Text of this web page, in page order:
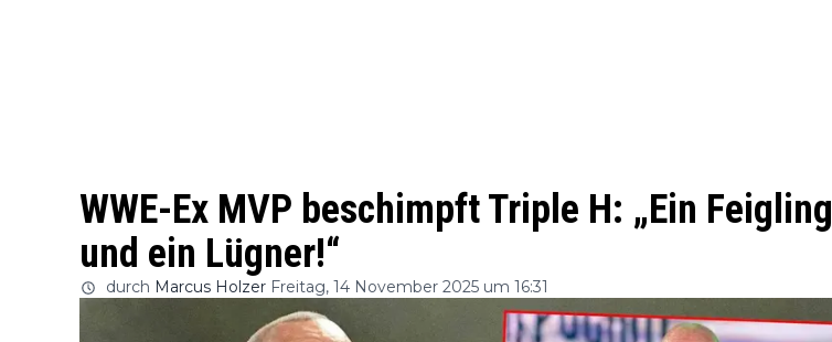
WWE-Ex MVP beschimpft Triple H: „Ein Feigling
und ein Lügner!“
durch Marcus Holzer Freitag, 14 November 2025 um 16:31